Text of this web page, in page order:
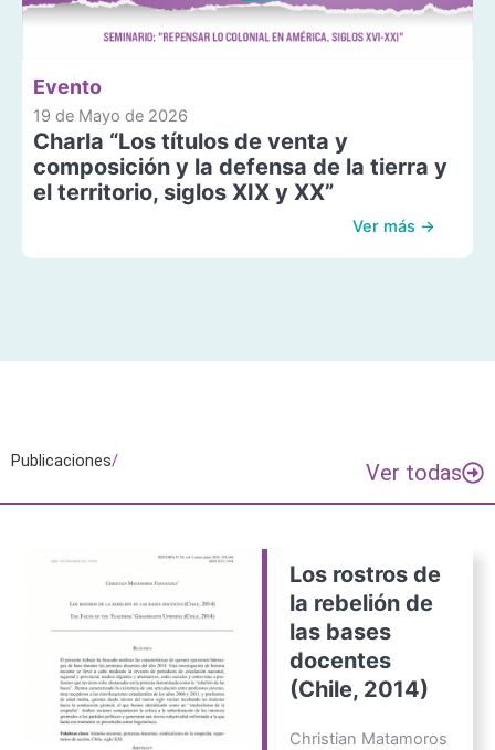
Evento
19 de Mayo de 2026
Charla “Los títulos de venta y
composición y la defensa de la tierra y
el territorio, siglos XIX y XX”
Ver más →
Publicaciones/ Ver todas
Los rostros de
la rebelión de
las bases
docentes
(Chile, 2014)
Christian Matamoros